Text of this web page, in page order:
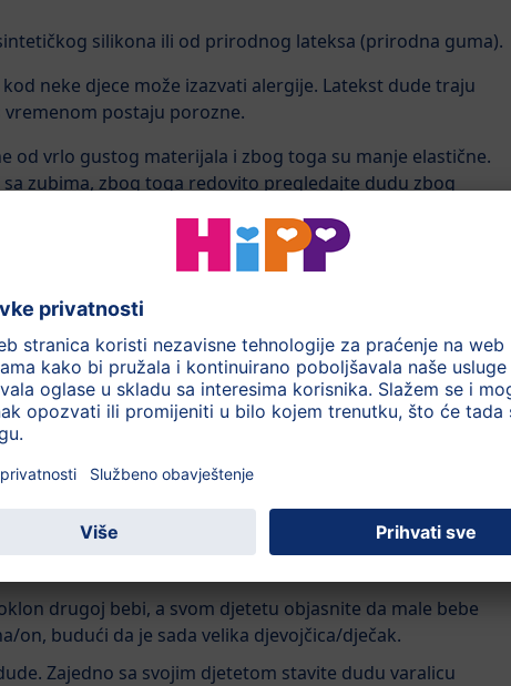
silikona ili od prirodnog lateksa (prirodna guma).
neke djece može izazvati alergije. Latekst dude traju
postaju porozne.
od vrlo gustog materijala i zbog toga su manje elastične.
zubima, zbog toga redovito pregledajte dudu zbog
potrebno je zamijeniti dudu.
djetetu ovisi o osobnom ukusu. Ponudite djetetu
će mu više odgovarati!
od dude varalice između drugog i trećeg rođendana,
u određenoj dobi. Također, pitajte svog pedijatra ili
starija, odvikavanje od dude varalice može biti teže, ali i
metoda koje Vama i Vašem djetetu mogu pomoći
vrijeme korištenja dude varalice ili ograničite na određeno
drugoj bebi, a svom djetetu objasnite da male bebe
on, budući da je sada velika djevojčica/dječak.
Zajedno sa svojim djetetom stavite dudu varalicu